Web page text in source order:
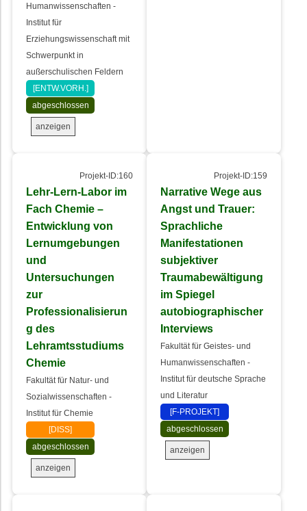
Humanwissenschaften -
Institut für
Erziehungswissenschaft mit
Schwerpunkt in
außerschulischen Feldern
[ENTW.VORH.]
abgeschlossen
anzeigen
Projekt-ID:160
Lehr-Lern-Labor im
Fach Chemie –
Entwicklung von
Lernumgebungen
und
Untersuchungen
zur
Professionalisierun
g des
Lehramtsstudiums
Chemie
Fakultät für Natur- und
Sozialwissenschaften -
Institut für Chemie
[DISS]
abgeschlossen
anzeigen
Projekt-ID:159
Narrative Wege aus
Angst und Trauer:
Sprachliche
Manifestationen
subjektiver
Traumabewältigung
im Spiegel
autobiographischer
Interviews
Fakultät für Geistes- und
Humanwissenschaften -
Institut für deutsche Sprache
und Literatur
[F-PROJEKT]
abgeschlossen
anzeigen